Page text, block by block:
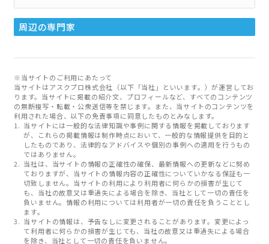
周辺の専門家
※当サイトのご利用にあたって
当サイトはアスクプロ株式会社（以下「当社」といいます。）が運営してお
ります。当サイトに掲載の紹介文、プロフィールなど、すべてのコンテンツ
の無断複写・転載・公衆送信等を禁じます。また、当サイトのコンテンツを
利用された場合、以下の免責事項に同意したものとみなします。
当サイトには一般的な法律知識や事例に関する情報を掲載しております
が、これらの掲載情報は制作時点において、一般的な情報提供を目的と
したものであり、法律的なアドバイスや個別の事例への適用を行うもの
ではありません。
当社は、当サイトの情報の正確性の確保、最新情報への更新などに努め
ておりますが、当サイトの情報内容の正確性についていかなる保証も一
切致しません。当サイトの利用により利用者に何らかの損害が生じて
も、当社の故意又は重過失による場合を除き、当社として一切の責任を
負いません。情報の利用については利用者が一切の責任を負うこととし
ます。
当サイトの情報は、予告なしに変更されることがあります。変更によっ
て利用者に何らかの損害が生じても、当社の故意又は重過失による場合
を除き、当社として一切の責任を負いません。